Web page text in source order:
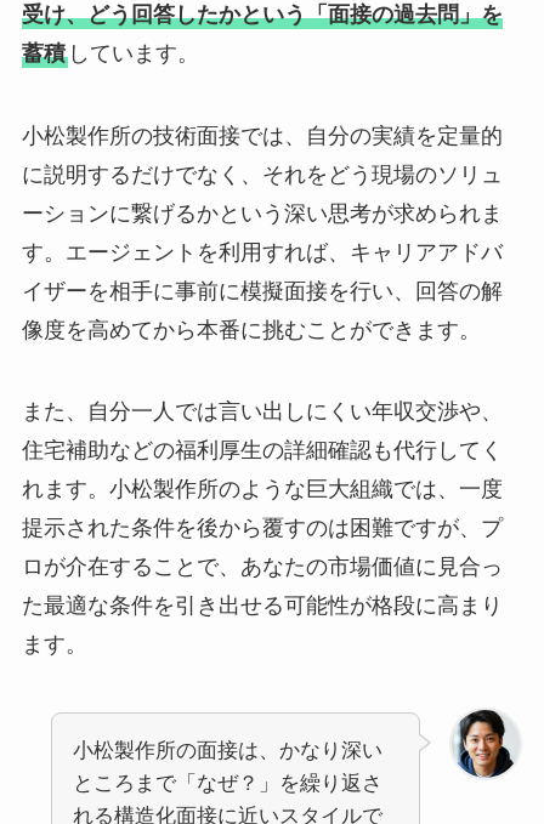
受け、どう回答したかという「面接の過去問」を
蓄積しています。
小松製作所の技術面接では、自分の実績を定量的
に説明するだけでなく、それをどう現場のソリュ
ーションに繋げるかという深い思考が求められま
す。エージェントを利用すれば、キャリアアドバ
イザーを相手に事前に模擬面接を行い、回答の解
像度を高めてから本番に挑むことができます。
また、自分一人では言い出しにくい年収交渉や、
住宅補助などの福利厚生の詳細確認も代行してく
れます。小松製作所のような巨大組織では、一度
提示された条件を後から覆すのは困難ですが、プ
ロが介在することで、あなたの市場価値に見合っ
た最適な条件を引き出せる可能性が格段に高まり
ます。
小松製作所の面接は、かなり深い
ところまで「なぜ？」を繰り返さ
れる構造化面接に近いスタイルで